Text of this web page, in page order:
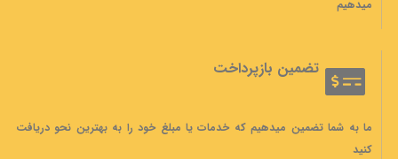
میدهیم
تضمین بازپرداخت
ما به شما تضمین میدهیم که خدمات یا مبلغ خود را به بهترین نحو دریافت
کنید